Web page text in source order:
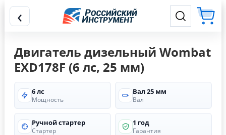
‹
Двигатель дизельный Wombat
EXD178F (6 лс, 25 мм)
6 лс
Мощность
Вал 25 мм
Вал
Ручной стартер
Стартер
1 год
Гарантия